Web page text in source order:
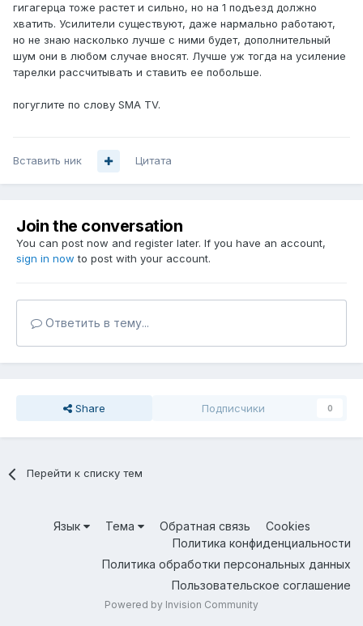
гигагерца тоже растет и сильно, но на 1 подъезд должно
хватить. Усилители существуют, даже нармально работают,
но не знаю насколько лучше с ними будет, дополнительный
шум они в любом случае вносят. Лучше уж тогда на усиление
тарелки рассчитывать и ставить ее побольше.
погуглите по слову SMA TV.
Вставить ник Цитата
Join the conversation
You can post now and register later. If you have an account,
sign in now to post with your account.
Ответить в тему...
Share Подписчики 0
Перейти к списку тем
Язык Тема Обратная связь
Cookies
Политика конфиденциальности
Политика обработки персональных данных
Пользовательское соглашение
Powered by Invision Community